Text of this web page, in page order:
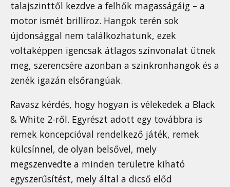
talajszinttől kezdve a felhők magasságáig – a
motor ismét brillíroz. Hangok terén sok
újdonsággal nem találkozhatunk, ezek
voltaképpen igencsak átlagos színvonalat ütnek
meg, szerencsére azonban a szinkronhangok és a
zenék igazán elsőrangúak.
Ravasz kérdés, hogy hogyan is vélekedek a Black
& White 2-ről. Egyrészt adott egy továbbra is
remek koncepcióval rendelkező játék, remek
külcsínnel, de olyan belsővel, mely
megszenvedte a minden területre kiható
egyszerűsítést, mely által a dicső előd